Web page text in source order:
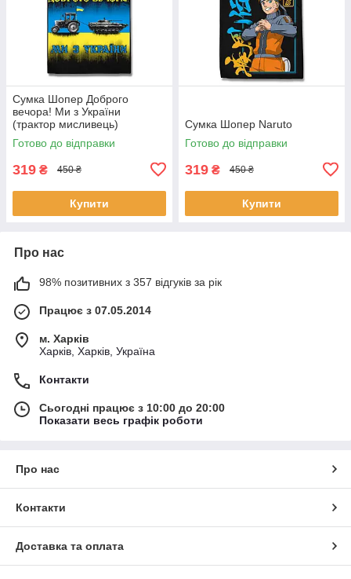
Сумка Шопер Доброго
вечора! Ми з України
(трактор мисливець)
Готово до відправки
319 ₴ 450 ₴
Купити
Сумка Шопер Naruto
Готово до відправки
319 ₴ 450 ₴
Купити
Про нас
98% позитивних з 357 відгуків за рік
Працює з 07.05.2014
м. Харків
Харків, Харків, Україна
Контакти
Сьогодні працює з 10:00 до 20:00
Показати весь графік роботи
Про нас
Контакти
Доставка та оплата